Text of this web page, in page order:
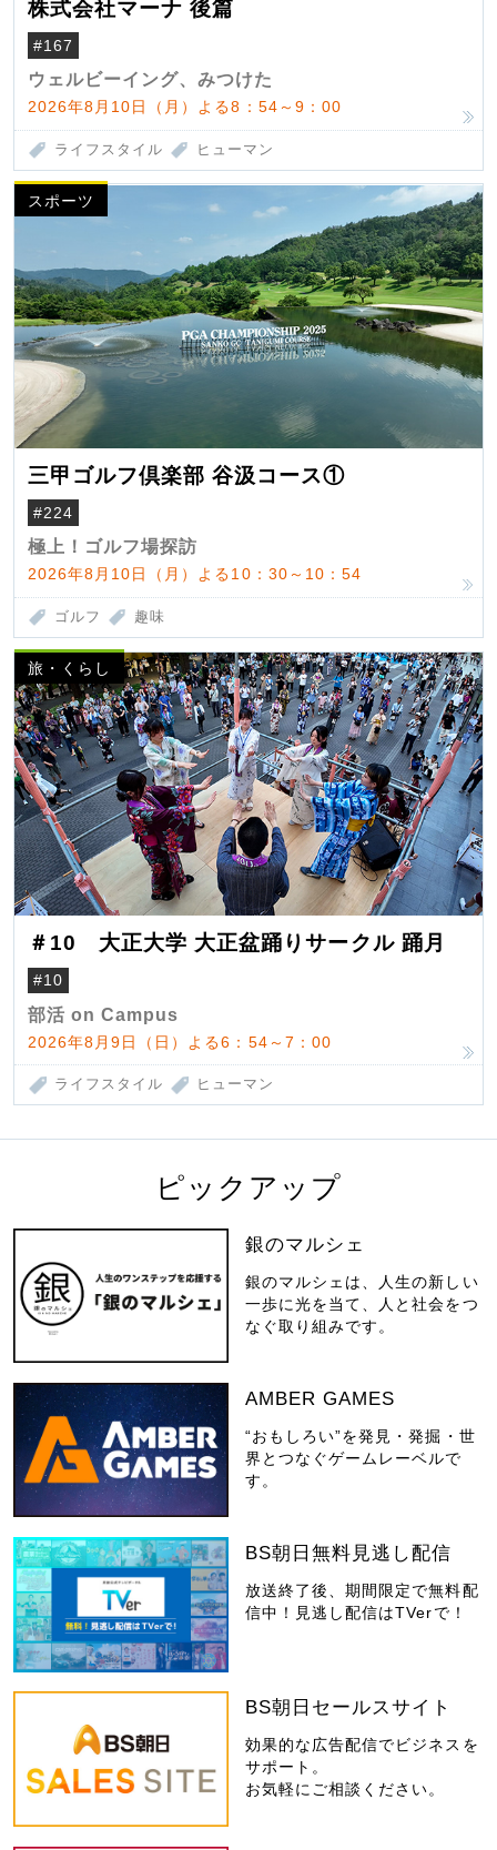
株式会社マーナ 後篇
#167
ウェルビーイング、みつけた
2026年8月10日（月）よる8：54～9：00
ライフスタイル ヒューマン
スポーツ
三甲ゴルフ倶楽部 谷汲コース①
#224
極上！ゴルフ場探訪
2026年8月10日（月）よる10：30～10：54
ゴルフ 趣味
旅・くらし
＃10 大正大学 大正盆踊りサークル 踊月
#10
部活 on Campus
2026年8月9日（日）よる6：54～7：00
ライフスタイル ヒューマン
ピックアップ
銀のマルシェ
銀のマルシェは、人生の新しい
一歩に光を当て、人と社会をつ
なぐ取り組みです。
AMBER GAMES
“おもしろい”を発見・発掘・世
界とつなぐゲームレーベルで
す。
BS朝日無料見逃し配信
放送終了後、期間限定で無料配
信中！見逃し配信はTVerで！
BS朝日セールスサイト
効果的な広告配信でビジネスを
サポート。
お気軽にご相談ください。